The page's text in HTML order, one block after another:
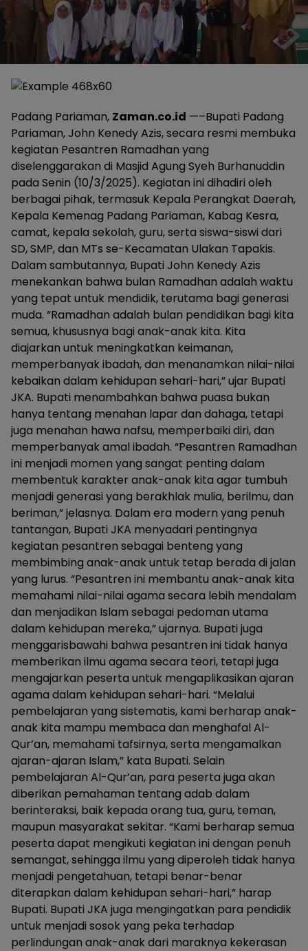
Padang Pariaman, Zaman.co.id —–Bupati Padang
Pariaman, John Kenedy Azis, secara resmi membuka
kegiatan Pesantren Ramadhan yang
diselenggarakan di Masjid Agung Syeh Burhanuddin
pada Senin (10/3/2025). Kegiatan ini dihadiri oleh
berbagai pihak, termasuk Kepala Perangkat Daerah,
Kepala Kemenag Padang Pariaman, Kabag Kesra,
camat, kepala sekolah, guru, serta siswa-siswi dari
SD, SMP, dan MTs se-Kecamatan Ulakan Tapakis.
Dalam sambutannya, Bupati John Kenedy Azis
menekankan bahwa bulan Ramadhan adalah waktu
yang tepat untuk mendidik, terutama bagi generasi
muda. “Ramadhan adalah bulan pendidikan bagi kita
semua, khususnya bagi anak-anak kita. Kita
diajarkan untuk meningkatkan keimanan,
memperbanyak ibadah, dan menanamkan nilai-nilai
kebaikan dalam kehidupan sehari-hari,” ujar Bupati
JKA. Bupati menambahkan bahwa puasa bukan
hanya tentang menahan lapar dan dahaga, tetapi
juga menahan hawa nafsu, memperbaiki diri, dan
memperbanyak amal ibadah. “Pesantren Ramadhan
ini menjadi momen yang sangat penting dalam
membentuk karakter anak-anak kita agar tumbuh
menjadi generasi yang berakhlak mulia, berilmu, dan
beriman,” jelasnya. Dalam era modern yang penuh
tantangan, Bupati JKA menyadari pentingnya
kegiatan pesantren sebagai benteng yang
membimbing anak-anak untuk tetap berada di jalan
yang lurus. “Pesantren ini membantu anak-anak kita
memahami nilai-nilai agama secara lebih mendalam
dan menjadikan Islam sebagai pedoman utama
dalam kehidupan mereka,” ujarnya. Bupati juga
menggarisbawahi bahwa pesantren ini tidak hanya
memberikan ilmu agama secara teori, tetapi juga
mengajarkan peserta untuk mengaplikasikan ajaran
agama dalam kehidupan sehari-hari. “Melalui
pembelajaran yang sistematis, kami berharap anak-
anak kita mampu membaca dan menghafal Al-
Qur’an, memahami tafsirnya, serta mengamalkan
ajaran-ajaran Islam,” kata Bupati. Selain
pembelajaran Al-Qur’an, para peserta juga akan
diberikan pemahaman tentang adab dalam
berinteraksi, baik kepada orang tua, guru, teman,
maupun masyarakat sekitar. “Kami berharap semua
peserta dapat mengikuti kegiatan ini dengan penuh
semangat, sehingga ilmu yang diperoleh tidak hanya
menjadi pengetahuan, tetapi benar-benar
diterapkan dalam kehidupan sehari-hari,” harap
Bupati. Bupati JKA juga mengingatkan para pendidik
untuk menjadi sosok yang peka terhadap
perlindungan anak-anak dari maraknya kekerasan